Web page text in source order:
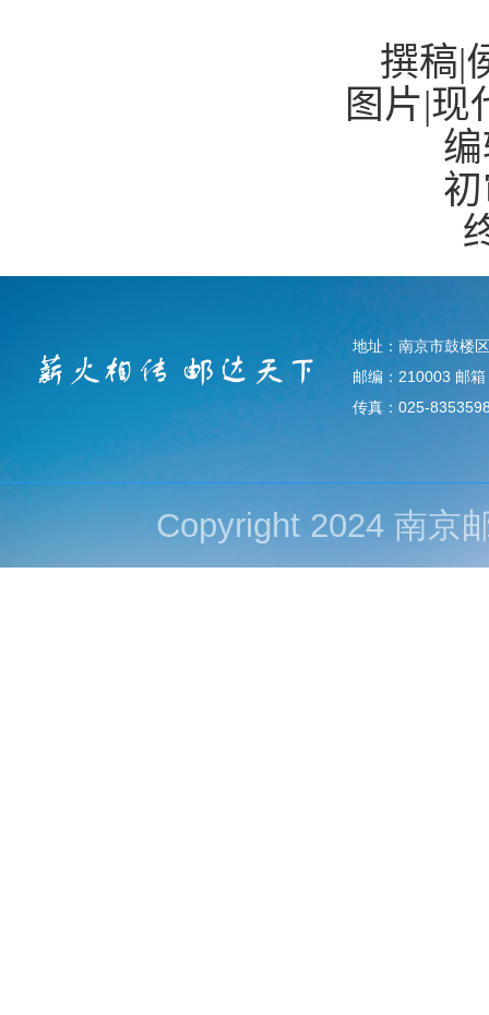
撰稿|
图片|现
地址：南京市鼓楼
邮编：210003 邮
传真：025-
Copyright 2024 南京